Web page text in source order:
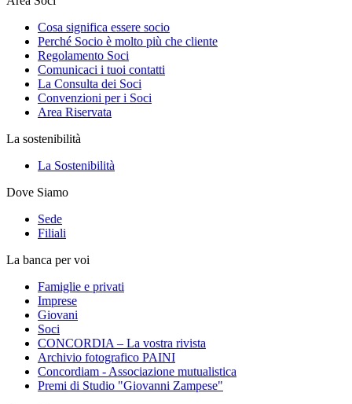
Cosa significa essere socio
Perché Socio è molto più che cliente
Regolamento Soci
Comunicaci i tuoi contatti
La Consulta dei Soci
Convenzioni per i Soci
Area Riservata
La sostenibilità
La Sostenibilità
Dove Siamo
Sede
Filiali
La banca per voi
Famiglie e privati
Imprese
Giovani
Soci
CONCORDIA – La vostra rivista
Archivio fotografico PAINI
Concordiam - Associazione mutualistica
Premi di Studio "Giovanni Zampese"